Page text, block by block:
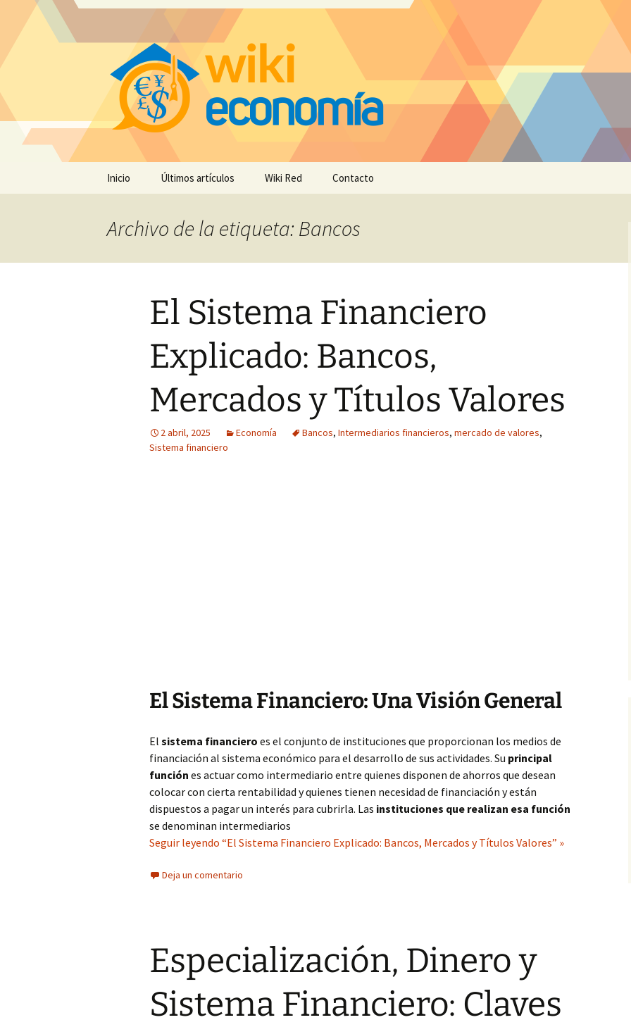
Inicio Últimos artículos Wiki Red Contacto
Archivo de la etiqueta: Bancos
El Sistema Financiero
Explicado: Bancos,
Mercados y Títulos Valores
2 abril, 2025 Economía Bancos, Intermediarios financieros, mercado de valores,
Sistema financiero
El Sistema Financiero: Una Visión General
El sistema financiero es el conjunto de instituciones que proporcionan los medios de
financiación al sistema económico para el desarrollo de sus actividades. Su principal
función es actuar como intermediario entre quienes disponen de ahorros que desean
colocar con cierta rentabilidad y quienes tienen necesidad de financiación y están
dispuestos a pagar un interés para cubrirla. Las instituciones que realizan esa función
se denominan intermediarios
Seguir leyendo “El Sistema Financiero Explicado: Bancos, Mercados y Títulos Valores” »
Deja un comentario
Especialización, Dinero y
Sistema Financiero: Claves